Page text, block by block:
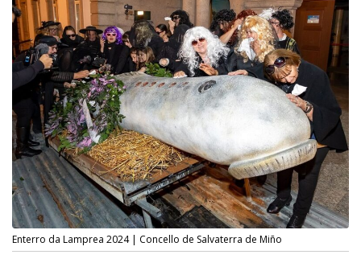
Enterro da Lamprea 2024 | Concello de Salvaterra de Miño